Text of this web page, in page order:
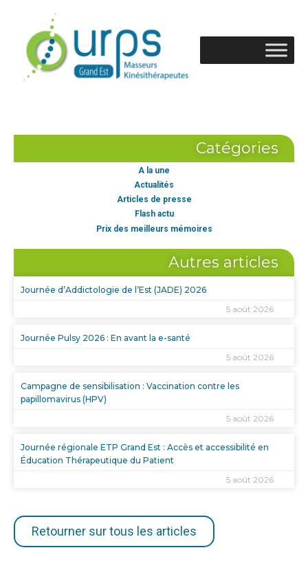
Catégories
A la une
Actualités
Articles de presse
Flash actu
Prix des meilleurs mémoires
Autres articles
Journée d’Addictologie de l’Est (JADE) 2026
5 août 2026
Journée Pulsy 2026 : En avant la e-santé
5 août 2026
Campagne de sensibilisation : Vaccination contre les
papillomavirus (HPV)
5 août 2026
Journée régionale ETP Grand Est : Accès et accessibilité en
Éducation Thérapeutique du Patient
5 août 2026
Retourner sur tous les articles